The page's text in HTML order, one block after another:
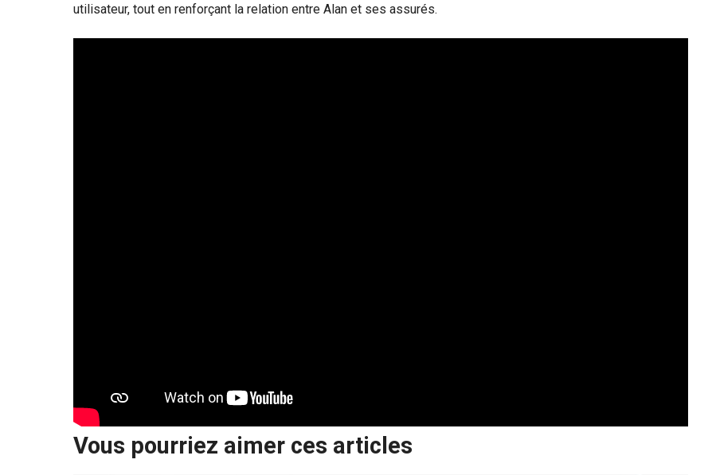
utilisateur, tout en renforçant la relation entre Alan et ses assurés.
Vous pourriez aimer ces articles